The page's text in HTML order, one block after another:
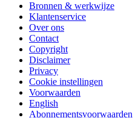
Bronnen & werkwijze
Klantenservice
Over ons
Contact
Copyright
Disclaimer
Privacy
Cookie instellingen
Voorwaarden
English
Abonnementsvoorwaarden